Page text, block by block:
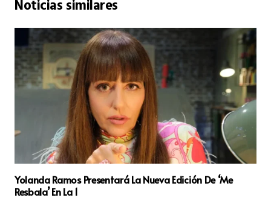
Noticias similares
Yolanda Ramos Presentará La Nueva Edición De ‘Me
Resbala’ En La 1